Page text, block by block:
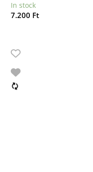
In stock
7.200 Ft